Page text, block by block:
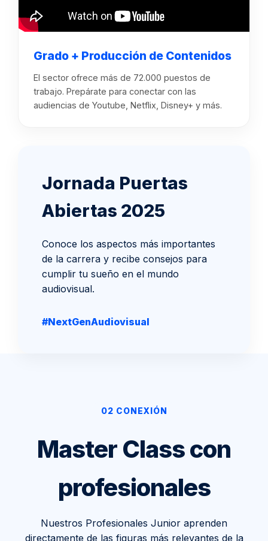
Grado + Producción de Contenidos
El sector ofrece más de 72.000 puestos de
trabajo. Prepárate para conectar con las
audiencias de Youtube, Netflix, Disney+ y más.
Jornada Puertas
Abiertas 2025
Conoce los aspectos más importantes
de la carrera y recibe consejos para
cumplir tu sueño en el mundo
audiovisual.
#NextGenAudiovisual
02 CONEXIÓN
Master Class con
profesionales
Nuestros Profesionales Junior aprenden
directamente de las figuras más relevantes de la